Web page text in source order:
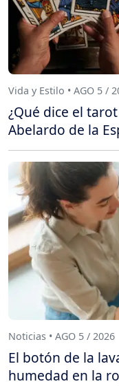
Vida y Estilo • AGO 5 /
¿Qué dice el
Abelardo de la
Noticias • AGO 5 / 2026
El botón de la
humedad en la